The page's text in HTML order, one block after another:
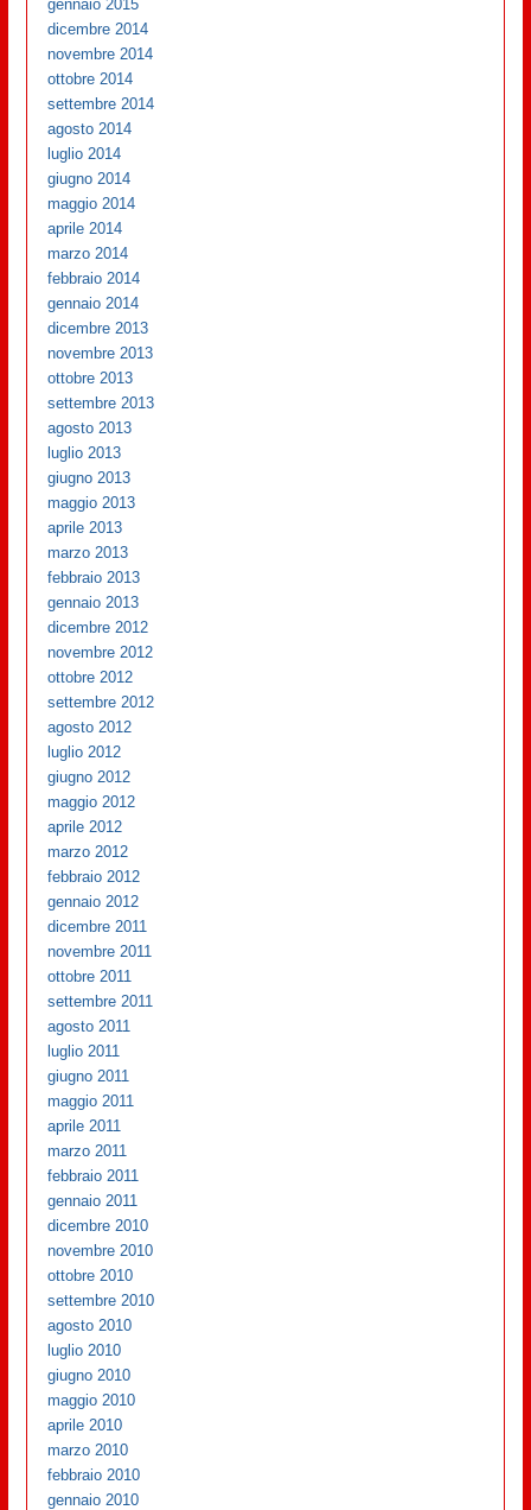
gennaio 2015
dicembre 2014
novembre 2014
ottobre 2014
settembre 2014
agosto 2014
luglio 2014
giugno 2014
maggio 2014
aprile 2014
marzo 2014
febbraio 2014
gennaio 2014
dicembre 2013
novembre 2013
ottobre 2013
settembre 2013
agosto 2013
luglio 2013
giugno 2013
maggio 2013
aprile 2013
marzo 2013
febbraio 2013
gennaio 2013
dicembre 2012
novembre 2012
ottobre 2012
settembre 2012
agosto 2012
luglio 2012
giugno 2012
maggio 2012
aprile 2012
marzo 2012
febbraio 2012
gennaio 2012
dicembre 2011
novembre 2011
ottobre 2011
settembre 2011
agosto 2011
luglio 2011
giugno 2011
maggio 2011
aprile 2011
marzo 2011
febbraio 2011
gennaio 2011
dicembre 2010
novembre 2010
ottobre 2010
settembre 2010
agosto 2010
luglio 2010
giugno 2010
maggio 2010
aprile 2010
marzo 2010
febbraio 2010
gennaio 2010